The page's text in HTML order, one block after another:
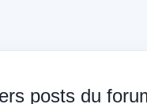
posts du